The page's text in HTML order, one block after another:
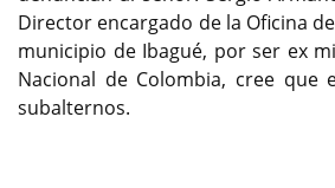
Director encargado de la Oficina
municipio de Ibagué, por ser ex
Nacional de Colombia, cree que
subalternos.